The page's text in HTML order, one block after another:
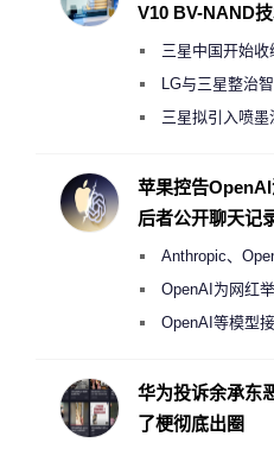
V10 BV-NAND
三星中国开始
月销售额不达标门
LG与三星整治
偷偷共享带宽的违
三星拟引入喷
度
苹果控告
后者公开聊天记
Anthropic、
《人工智能法案》
OpenAI为网红
2000美元一晚 遭讽
OpenAI等模型
华为投诉余承东
了梗彻底出圈